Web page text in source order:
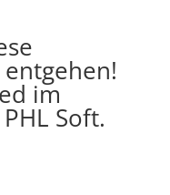
im
Soft.